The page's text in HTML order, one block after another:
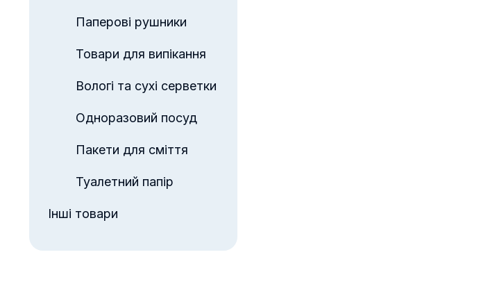
Паперові рушники
Товари для випікання
Вологі та сухі серветки
Одноразовий посуд
Пакети для сміття
Туалетний папір
Інші товари